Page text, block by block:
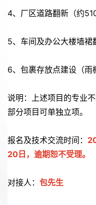
4、厂区道路翻新（约
5、车间及办公大楼墙裙
6、包裹存放点建设（雨
说明：上述项目的专业
部分项目可单独立项。
报名及技术交流时间：
20日，逾期恕不受理。
对接人： 包先生